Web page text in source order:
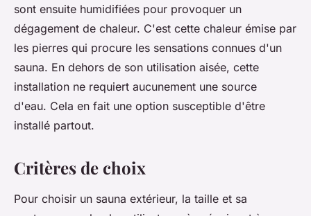
sont ensuite humidifiées pour provoquer un
dégagement de chaleur. C'est cette chaleur émise par
les pierres qui procure les sensations connues d'un
sauna. En dehors de son utilisation aisée, cette
installation ne requiert aucunement une source
d'eau. Cela en fait une option susceptible d'être
installé partout.
Critères de choix
Pour choisir un sauna extérieur, la taille et sa